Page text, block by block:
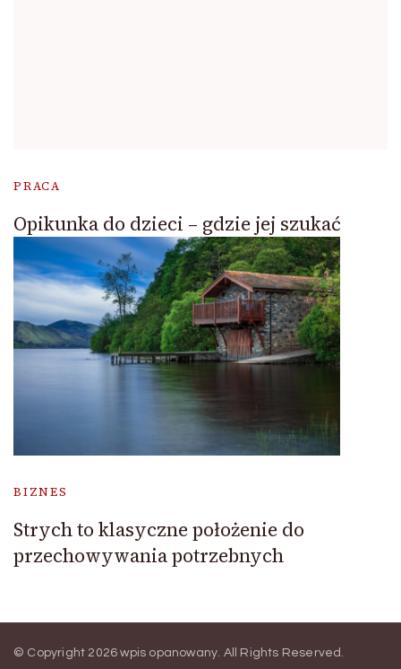
PRACA
Opikunka do dzieci – gdzie jej szukać
BIZNES
Strych to klasyczne położenie do
przechowywania potrzebnych
© Copyright 2026wpis opanowany . All Rights Reserved.